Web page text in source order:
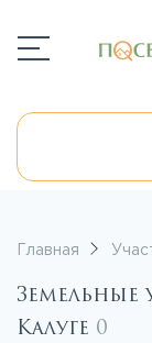
Главная
Земельные
Калуге 0